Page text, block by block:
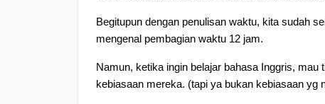
Begitupun dengan penulisan waktu, kita sudah
mengenal pembagian waktu 12 jam.
Namun, ketika ingin belajar bahasa Inggris,
kebiasaan mereka. (tapi ya bukan kebiasaan yg